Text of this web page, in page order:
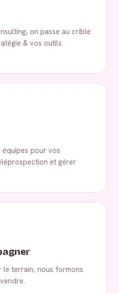
on passe au crible
& vos outils
équipes pour vos
et gérer
le terrain, nous formons